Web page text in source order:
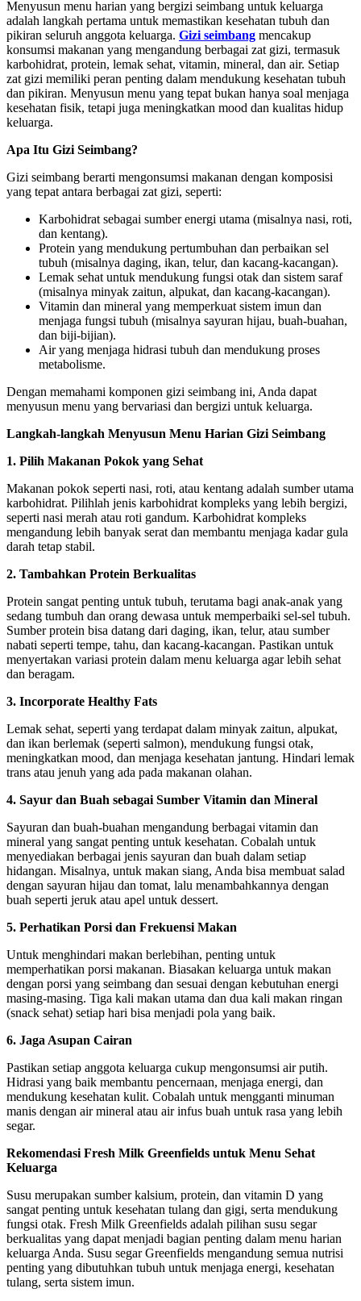
Menyusun menu harian yang bergizi seimbang untuk keluarga
adalah langkah pertama untuk memastikan kesehatan tubuh dan
pikiran seluruh anggota keluarga. Gizi seimbang mencakup
konsumsi makanan yang mengandung berbagai zat gizi, termasuk
karbohidrat, protein, lemak sehat, vitamin, mineral, dan air. Setiap
zat gizi memiliki peran penting dalam mendukung kesehatan tubuh
dan pikiran. Menyusun menu yang tepat bukan hanya soal menjaga
kesehatan fisik, tetapi juga meningkatkan mood dan kualitas hidup
keluarga.
Apa Itu Gizi Seimbang?
Gizi seimbang berarti mengonsumsi makanan dengan komposisi
yang tepat antara berbagai zat gizi, seperti:
Karbohidrat sebagai sumber energi utama (misalnya nasi, roti,
dan kentang).
Protein yang mendukung pertumbuhan dan perbaikan sel
tubuh (misalnya daging, ikan, telur, dan kacang-kacangan).
Lemak sehat untuk mendukung fungsi otak dan sistem saraf
(misalnya minyak zaitun, alpukat, dan kacang-kacangan).
Vitamin dan mineral yang memperkuat sistem imun dan
menjaga fungsi tubuh (misalnya sayuran hijau, buah-buahan,
dan biji-bijian).
Air yang menjaga hidrasi tubuh dan mendukung proses
metabolisme.
Dengan memahami komponen gizi seimbang ini, Anda dapat
menyusun menu yang bervariasi dan bergizi untuk keluarga.
Langkah-langkah Menyusun Menu Harian Gizi Seimbang
1. Pilih Makanan Pokok yang Sehat
Makanan pokok seperti nasi, roti, atau kentang adalah sumber utama
karbohidrat. Pilihlah jenis karbohidrat kompleks yang lebih bergizi,
seperti nasi merah atau roti gandum. Karbohidrat kompleks
mengandung lebih banyak serat dan membantu menjaga kadar gula
darah tetap stabil.
2. Tambahkan Protein Berkualitas
Protein sangat penting untuk tubuh, terutama bagi anak-anak yang
sedang tumbuh dan orang dewasa untuk memperbaiki sel-sel tubuh.
Sumber protein bisa datang dari daging, ikan, telur, atau sumber
nabati seperti tempe, tahu, dan kacang-kacangan. Pastikan untuk
menyertakan variasi protein dalam menu keluarga agar lebih sehat
dan beragam.
3. Incorporate Healthy Fats
Lemak sehat, seperti yang terdapat dalam minyak zaitun, alpukat,
dan ikan berlemak (seperti salmon), mendukung fungsi otak,
meningkatkan mood, dan menjaga kesehatan jantung. Hindari lemak
trans atau jenuh yang ada pada makanan olahan.
4. Sayur dan Buah sebagai Sumber Vitamin dan Mineral
Sayuran dan buah-buahan mengandung berbagai vitamin dan
mineral yang sangat penting untuk kesehatan. Cobalah untuk
menyediakan berbagai jenis sayuran dan buah dalam setiap
hidangan. Misalnya, untuk makan siang, Anda bisa membuat salad
dengan sayuran hijau dan tomat, lalu menambahkannya dengan
buah seperti jeruk atau apel untuk dessert.
5. Perhatikan Porsi dan Frekuensi Makan
Untuk menghindari makan berlebihan, penting untuk
memperhatikan porsi makanan. Biasakan keluarga untuk makan
dengan porsi yang seimbang dan sesuai dengan kebutuhan energi
masing-masing. Tiga kali makan utama dan dua kali makan ringan
(snack sehat) setiap hari bisa menjadi pola yang baik.
6. Jaga Asupan Cairan
Pastikan setiap anggota keluarga cukup mengonsumsi air putih.
Hidrasi yang baik membantu pencernaan, menjaga energi, dan
mendukung kesehatan kulit. Cobalah untuk mengganti minuman
manis dengan air mineral atau air infus buah untuk rasa yang lebih
segar.
Rekomendasi Fresh Milk Greenfields untuk Menu Sehat
Keluarga
Susu merupakan sumber kalsium, protein, dan vitamin D yang
sangat penting untuk kesehatan tulang dan gigi, serta mendukung
fungsi otak. Fresh Milk Greenfields adalah pilihan susu segar
berkualitas yang dapat menjadi bagian penting dalam menu harian
keluarga Anda. Susu segar Greenfields mengandung semua nutrisi
penting yang dibutuhkan tubuh untuk menjaga energi, kesehatan
tulang, serta sistem imun.